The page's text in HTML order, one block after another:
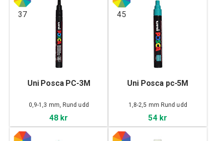
37
Uni Posca PC-3M
0,9-1,3 mm, Rund udd
48 kr
45
Uni Posca pc-5M
1,8-2,5 mm Rund udd
54 kr